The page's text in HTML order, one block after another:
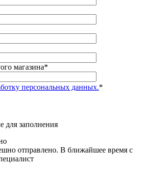
магазина*
персональных данных.*
для заполнения
отправлено. В ближайшее время с